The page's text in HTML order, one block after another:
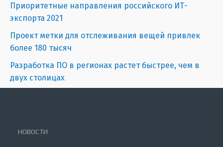
Приоритетные направления российского ИТ-
экспорта 2021
Проект метки для отслеживания вещей привлек
более 180 тысяч
Разработка ПО в регионах растет быстрее, чем в
двух столицах
НОВОСТИ